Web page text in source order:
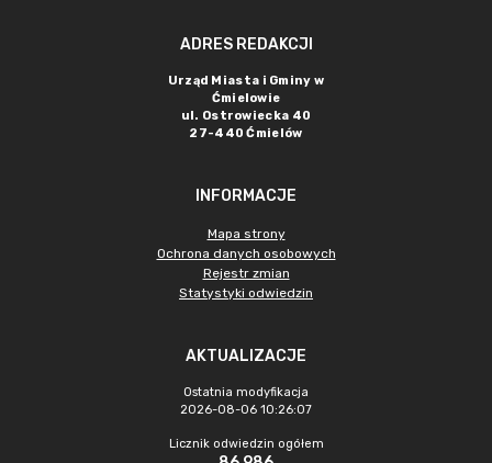
ADRES REDAKCJI
Urząd Miasta i Gminy w
Ćmielowie
ul. Ostrowiecka 40
27-440 Ćmielów
INFORMACJE
Mapa strony
Ochrona danych osobowych
Rejestr zmian
Statystyki odwiedzin
AKTUALIZACJE
Ostatnia modyfikacja
2026-08-06 10:26:07
Licznik odwiedzin ogółem